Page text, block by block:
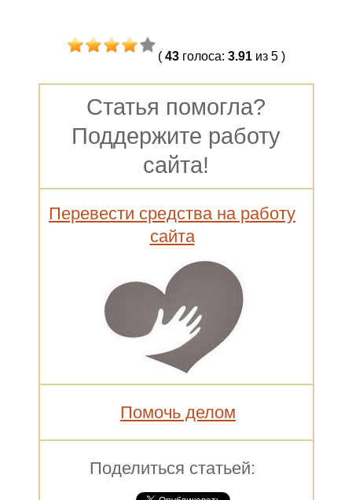
( 43 голоса: 3.91из 5)
Статья помогла?
Поддержите работу
сайта!
Перевести средства на работу
сайта
Помочь делом
Поделиться статьей: